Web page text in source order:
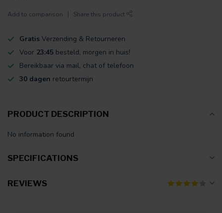
Add to comparison Share this product
Gratis Verzending & Retourneren
Voor 23:45 besteld, morgen in huis!
Bereikbaar via mail, chat of telefoon
30 dagen retourtermijn
PRODUCT DESCRIPTION
No information found
SPECIFICATIONS
REVIEWS